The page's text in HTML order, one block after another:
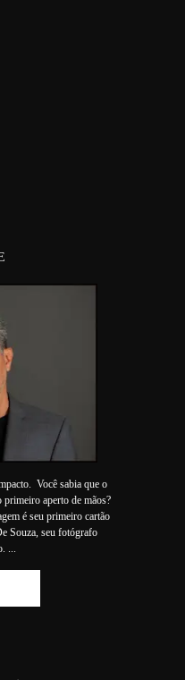
Você sabia que o
primeiro aperto de mãos?
é seu primeiro cartão
Souza, seu fotógrafo
...